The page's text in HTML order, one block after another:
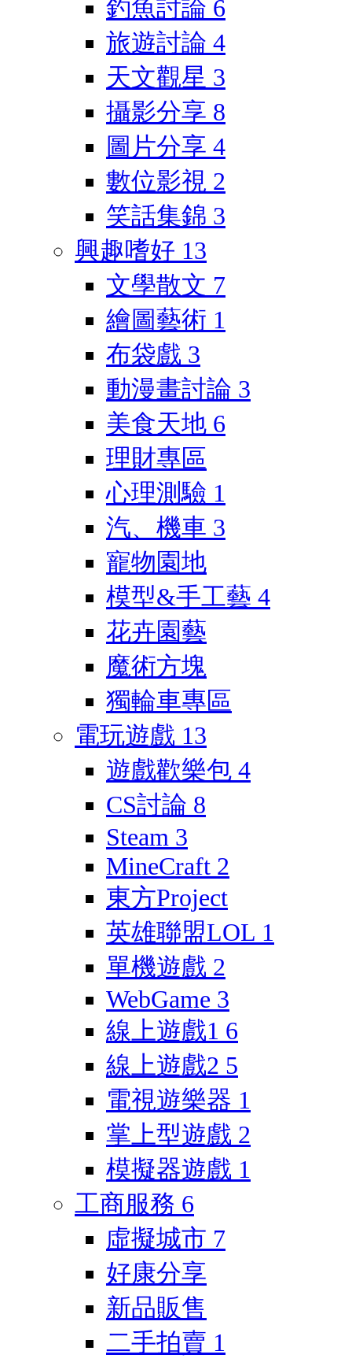
釣魚討論 6
旅遊討論 4
天文觀星 3
攝影分享 8
圖片分享 4
數位影視 2
笑話集錦 3
興趣嗜好 13
文學散文 7
繪圖藝術 1
布袋戲 3
動漫畫討論 3
美食天地 6
理財專區
心理測驗 1
汽、機車 3
寵物園地
模型&手工藝 4
花卉園藝
魔術方塊
獨輪車專區
電玩遊戲 13
遊戲歡樂包 4
CS討論 8
Steam 3
MineCraft 2
東方Project
英雄聯盟LOL 1
單機遊戲 2
WebGame 3
線上遊戲1 6
線上遊戲2 5
電視遊樂器 1
掌上型遊戲 2
模擬器遊戲 1
工商服務 6
虛擬城市 7
好康分享
新品販售
二手拍賣 1